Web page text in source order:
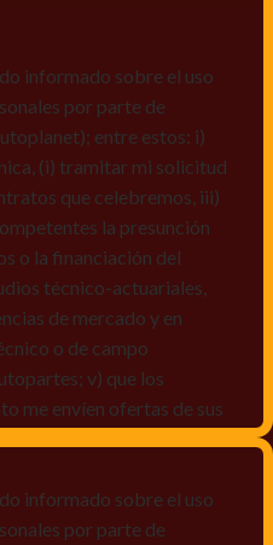
informado sobre el uso
por parte de
entre estos: i)
(i) tramitar mi solicitud
que celebremos, iii)
la presunción
o la financiación del
técnico-actuariales,
de mercado y en
o de campo
v) que los
me envíen ofertas de sus
de acuerdo a las
titulares de Datos
informado sobre el uso
por parte de